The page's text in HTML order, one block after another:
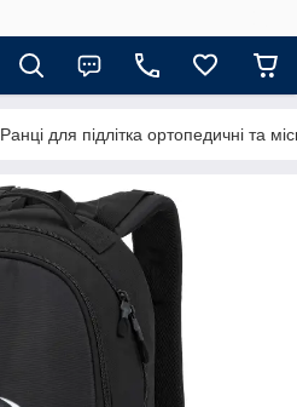
Ранці для підлітка ортопедичні та